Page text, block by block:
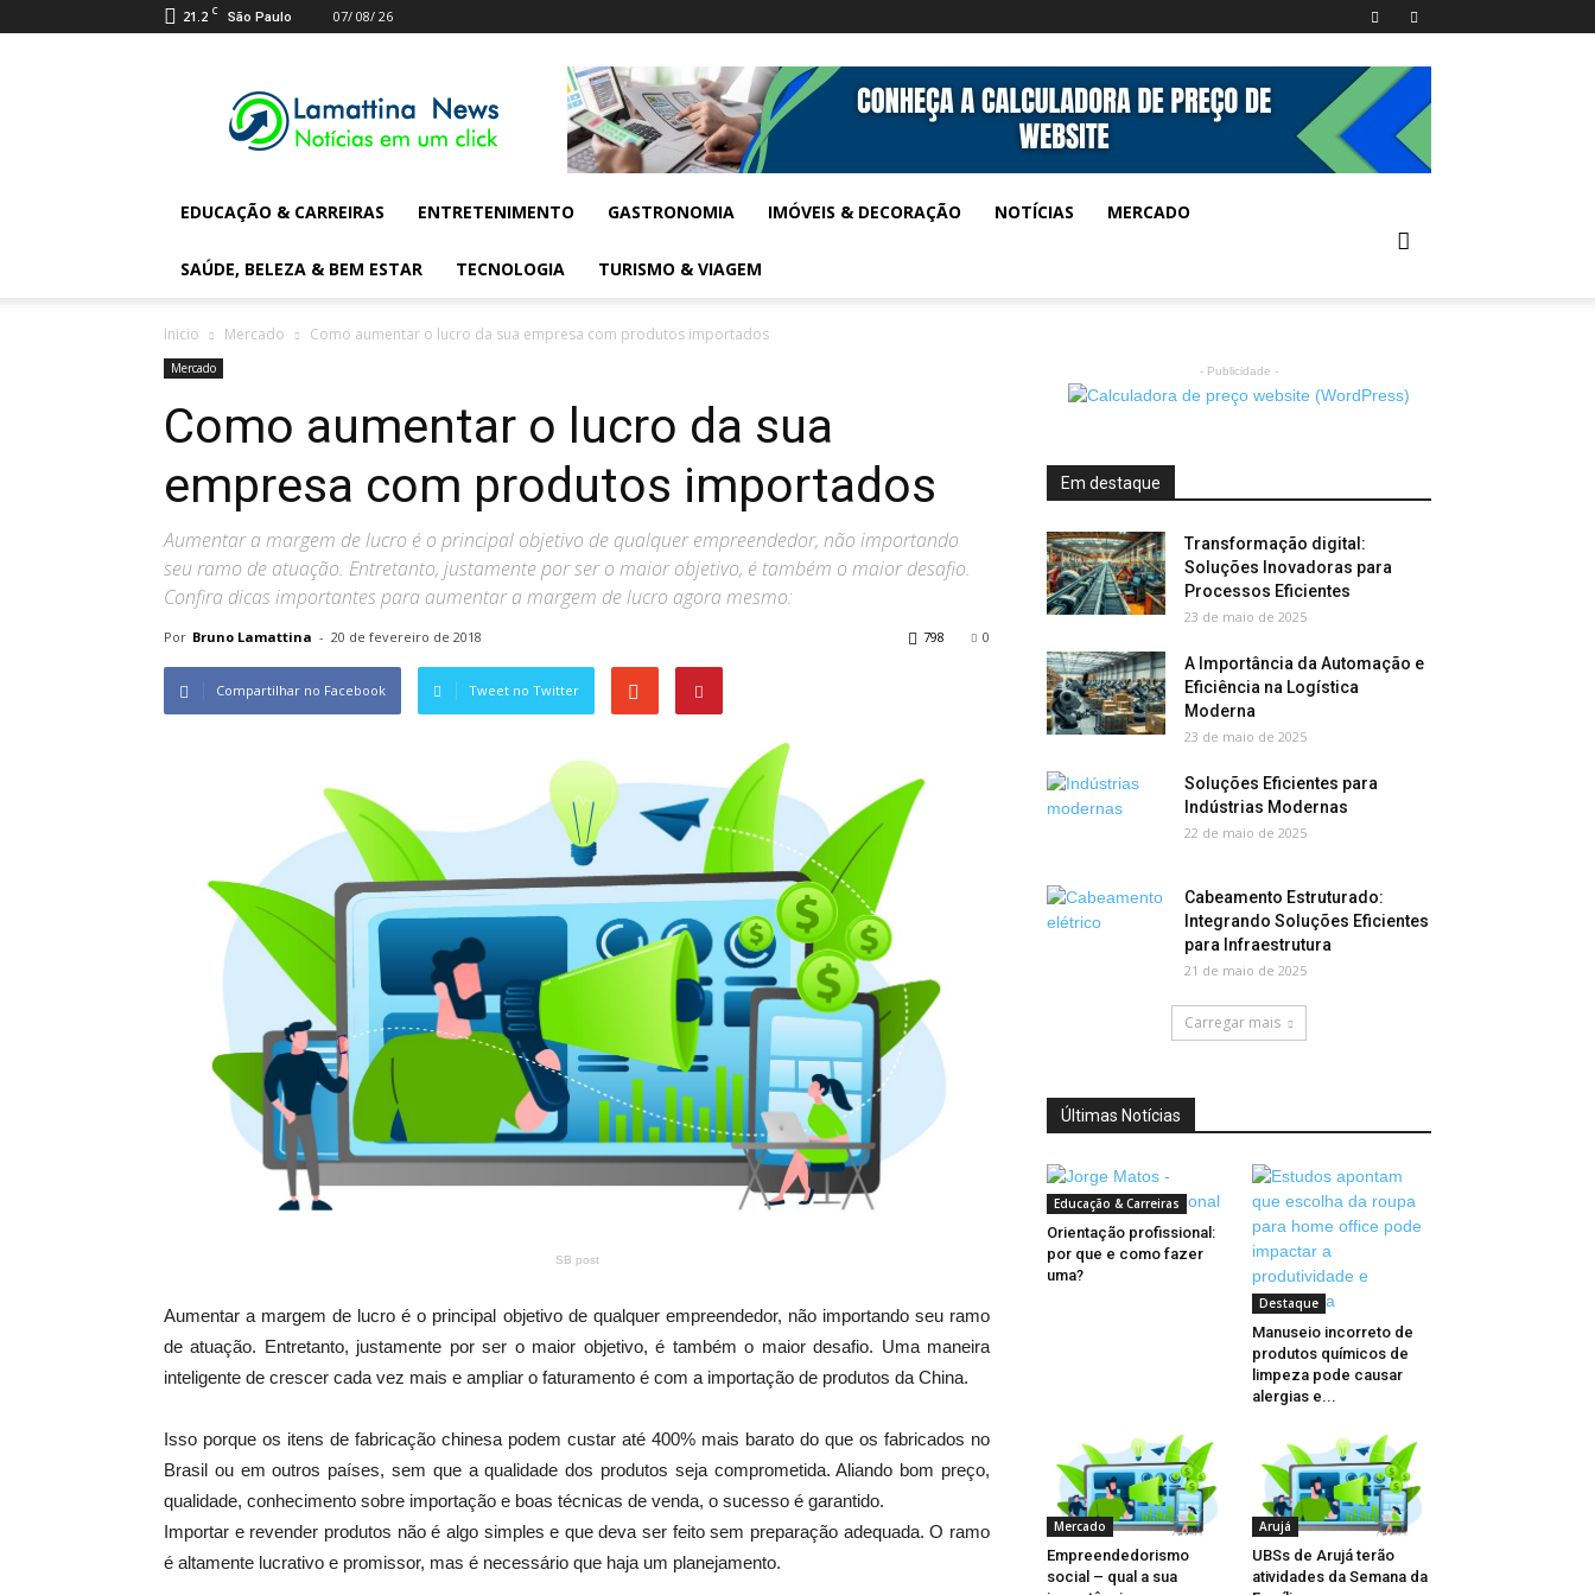
21.2 C São Paulo 07/ 08/ 26
Digital
News
EDUCAÇÃO & CARREIRAS ENTRETENIMENTO GASTRONOMIA IMÓVEIS & DECORAÇÃO NOTÍCIAS MERCADO
SAÚDE, BELEZA & BEM ESTAR TECNOLOGIA TURISMO & VIAGEM
Inicio Mercado Como aumentar o lucro da sua empresa com produtos importados
Mercado
Como aumentar o lucro da sua
empresa com produtos importados
Aumentar a margem de lucro é o principal objetivo de qualquer empreendedor, não importando
seu ramo de atuação. Entretanto, justamente por ser o maior objetivo, é também o maior desafio.
Confira dicas importantes para aumentar a margem de lucro agora mesmo:
Por Bruno Lamattina - 20 de fevereiro de 2018 0
798
Compartilhar no Facebook Tweet no Twitter
SB post
Aumentar a margem de lucro é o principal objetivo de qualquer empreendedor, não importando seu ramo
de atuação. Entretanto, justamente por ser o maior objetivo, é também o maior desafio. Uma maneira
inteligente de crescer cada vez mais e ampliar o faturamento é com a importação de produtos da China.
Isso porque os itens de fabricação chinesa podem custar até 400% mais barato do que os fabricados no
Brasil ou em outros países, sem que a qualidade dos produtos seja comprometida. Aliando bom preço,
qualidade, conhecimento sobre importação e boas técnicas de venda, o sucesso é garantido.
Importar e revender produtos não é algo simples e que deva ser feito sem preparação adequada. O ramo
é altamente lucrativo e promissor, mas é necessário que haja um planejamento.
- Publicidade -
Em destaque
Transformação digital:
Soluções Inovadoras para
Processos Eficientes
23 de maio de 2025
A Importância da Automação e
Eficiência na Logística
Moderna
23 de maio de 2025
Soluções Eficientes para
Indústrias Modernas
22 de maio de 2025
Cabeamento Estruturado:
Integrando Soluções Eficientes
para Infraestrutura
21 de maio de 2025
Carregar mais
Últimas Notícias
Educação & Carreiras
Orientação profissional:
por que e como fazer
uma?
Destaque
Manuseio incorreto de
produtos químicos de
limpeza pode causar
alergias e...
Mercado
Empreendedorismo
social – qual a sua
Arujá
UBSs de Arujá terão
atividades da Semana da